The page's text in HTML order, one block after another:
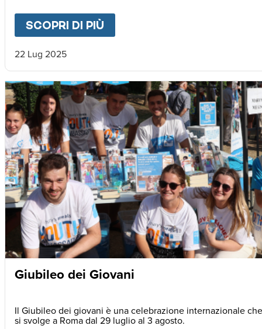
SCOPRI DI PIÙ
22 Lug 2025
Giubileo dei Giovani
Il Giubileo dei giovani è una celebrazione internazionale che
si svolge a Roma dal 29 luglio al 3 agosto.